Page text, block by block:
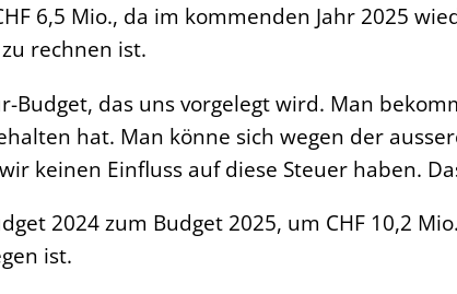
6,5 Mio., da im kommenden Jahr 2025
rechnen ist.
Budget, das uns vorgelegt wird. Man
hat. Man könne sich wegen der
keinen Einfluss auf diese Steuer haben.
2024 zum Budget 2025, um CHF 10,2
ist.